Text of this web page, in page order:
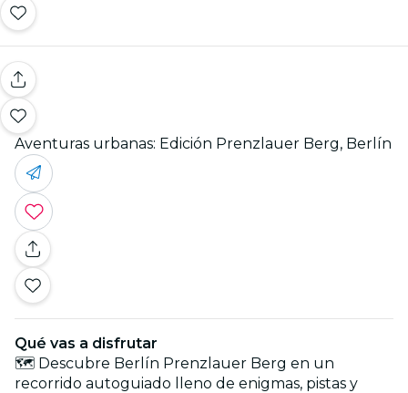
Aventuras urbanas: Edición Prenzlauer Berg, Berlín
Qué vas a disfrutar
🗺️ Descubre Berlín Prenzlauer Berg en un
recorrido autoguiado lleno de enigmas, pistas y